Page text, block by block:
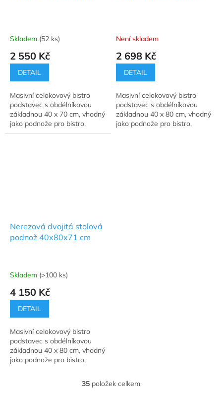
Skladem (52 ks)
2 550 Kč
DETAIL
Masivní celokovový bistro
podstavec s obdélníkovou
základnou 40 x 70 cm, vhodný
jako podnože pro bistro,
restaurační stolky a jídelní
Není skladem
2 698 Kč
DETAIL
Masivní celokovový bistro
podstavec s obdélníkovou
základnou 40 x 80 cm, vhodný
jako podnože pro bistro,
Nerezová dvojitá stolová
podnož 40x80x71 cm
Průměrné
produktu
5,0
5
hvězdiček.
Skladem (>100 ks)
4 150 Kč
DETAIL
Masivní celokovový bistro
podstavec s obdélníkovou
základnou 40 x 80 cm, vhodný
jako podnože pro bistro,
O
35 položek celkem